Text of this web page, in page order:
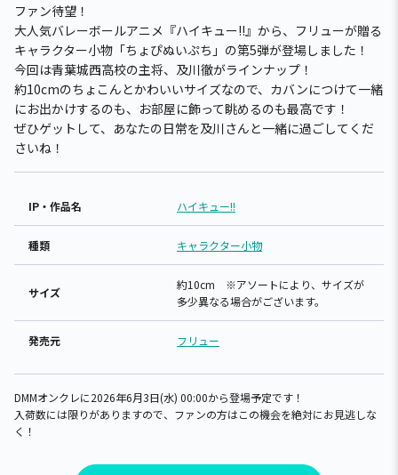
ファン待望！
大人気バレーボールアニメ『ハイキュー!!』から、フリューが贈る
キャラクター小物「ちょぴぬいぷち」の第5弾が登場しました！
今回は青葉城西高校の主将、及川徹がラインナップ！
約10cmのちょこんとかわいいサイズなので、カバンにつけて一緒
にお出かけするのも、お部屋に飾って眺めるのも最高です！
ぜひゲットして、あなたの日常を及川さんと一緒に過ごしてくだ
さいね！
IP・作品名 ハイキュー!!
種類 キャラクター小物
サイズ
約10cm ※アソートにより、サイズが
多少異なる場合がございます。
発売元 フリュー
DMMオンクレに2026年6月3日(水) 00:00から登場予定です！
入荷数には限りがありますので、ファンの方はこの機会を絶対にお見逃しな
く！